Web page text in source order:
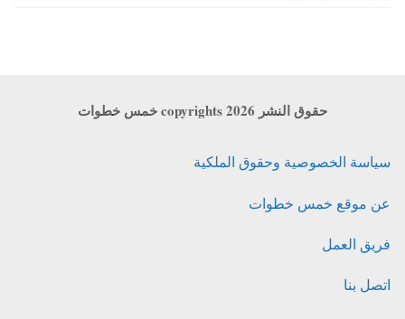
حقوق النشر copyrights 2026 خمس خطوات
سياسة الخصوصية وحقوق الملكية
عن موقع خمس خطوات
فريق العمل
اتصل بنا